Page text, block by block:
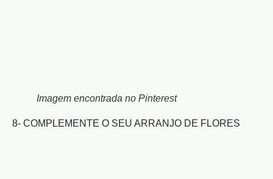
Imagem encontrada no Pinterest
8- COMPLEMENTE O SEU ARRANJO DE FLORES